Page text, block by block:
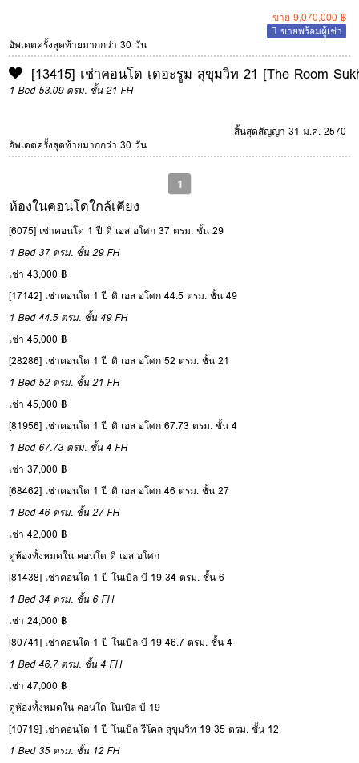
ขาย 9,070,000 ฿
ขายพร้อมผู้เช่า
อัพเดตครั้งสุดท้ายมากกว่า 30 วัน
[13415] เช่าคอนโด เดอะรูม สุขุมวิท 21 [The Room
1 Bed 53.09 ตรม. ชั้น 21 FH
สิ้นสุดสัญญา 31 ม.ค. 2570
อัพเดตครั้งสุดท้ายมากกว่า 30 วัน
1
ห้องในคอนโดใกล้เคียง
[6075] เช่าคอนโด 1 ปี ดิ เอส อโศก 37 ตรม. ชั้น 29
1 Bed 37 ตรม. ชั้น 29 FH
เช่า 43,000 ฿
[17142] เช่าคอนโด 1 ปี ดิ เอส อโศก 44.5 ตรม. ชั้น 49
1 Bed 44.5 ตรม. ชั้น 49 FH
เช่า 45,000 ฿
[28286] เช่าคอนโด 1 ปี ดิ เอส อโศก 52 ตรม. ชั้น 21
1 Bed 52 ตรม. ชั้น 21 FH
เช่า 45,000 ฿
[81956] เช่าคอนโด 1 ปี ดิ เอส อโศก 67.73 ตรม. ชั้น 4
1 Bed 67.73 ตรม. ชั้น 4 FH
เช่า 37,000 ฿
[68462] เช่าคอนโด 1 ปี ดิ เอส อโศก 46 ตรม. ชั้น 27
1 Bed 46 ตรม. ชั้น 27 FH
เช่า 42,000 ฿
ดูห้องทั้งหมดใน คอนโด ดิ เอส อโศก
[81438] เช่าคอนโด 1 ปี โนเบิล บี 19 34 ตรม. ชั้น 6
1 Bed 34 ตรม. ชั้น 6 FH
เช่า 24,000 ฿
[80741] เช่าคอนโด 1 ปี โนเบิล บี 19 46.7 ตรม. ชั้น 4
1 Bed 46.7 ตรม. ชั้น 4 FH
เช่า 47,000 ฿
ดูห้องทั้งหมดใน คอนโด โนเบิล บี 19
[10719] เช่าคอนโด 1 ปี โนเบิล รีโคล สุขุมวิท 19 35 ตรม. ชั้น 12
1 Bed 35 ตรม. ชั้น 12 FH